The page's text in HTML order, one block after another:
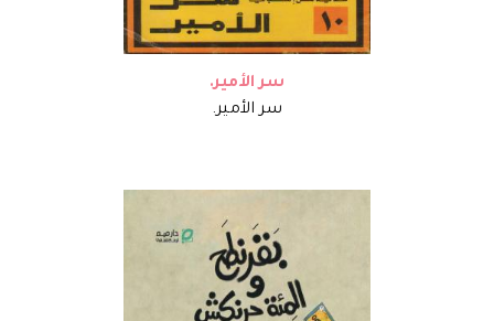
سر الأمير.
سر الأمير.